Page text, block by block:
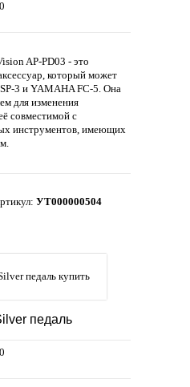
AP-PD03 - это
который может
3 и YAMAHA FC-5. Она
для изменения
совместимой с
инструментов, имеющих
УТ000000504
педаль